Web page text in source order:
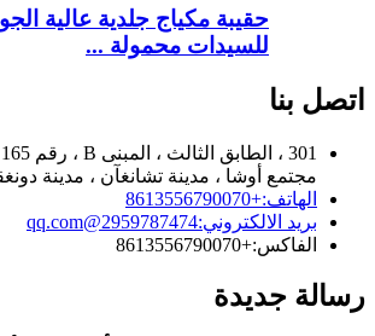
حقيبة مكياج جلدية عالية
للسيدات محمولة ...
اتصل بنا
مجتمع أوشا ، مدينة تشانغآن ، مدينة
الهاتف:+8613556790070
بريد الالكتروني:2959787474@qq.com
الفاكس:+8613556790070
رسالة جديدة